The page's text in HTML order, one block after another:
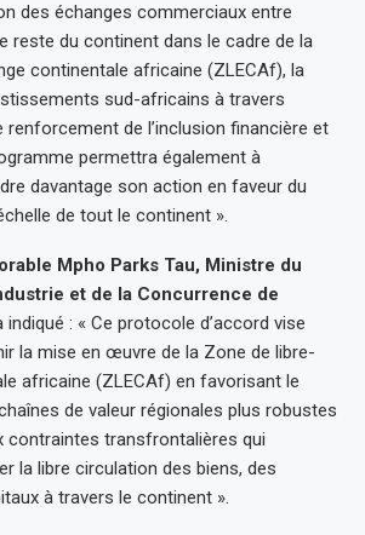
des échanges commerciaux entre
reste du continent dans le cadre de la
continentale africaine (ZLECAf), la
sud-africains à travers
renforcement de l’inclusion financière et
permettra également à
davantage son action en faveur du
de tout le continent ».
Mpho Parks Tau, Ministre du
et de la Concurrence de
indiqué : « Ce protocole d’accord vise
la mise en œuvre de la Zone de libre-
africaine (ZLECAf) en favorisant le
de valeur régionales plus robustes
contraintes transfrontalières qui
la libre circulation des biens, des
à travers le continent ».